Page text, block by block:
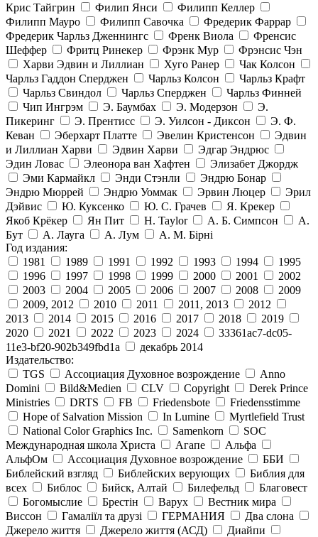
Крис Тайгрин
Филип Янси
Филипп Келлер
Филипп Мауро
Филипп Савочка
Фредерик Фаррар
Фредерик Чарльз Дженнингс
Френк Виола
Френсис
Шеффер
Фритц Ринекер Фрэнк Мур
Фрэнсис Чэн
Харви Эдвин и Лиллиан
Хуго Ранер
Чак Колсон
Чарльз Гаддон Сперджен
Чарльз Колсон
Чарльз Крафт
Чарльз Свиндол
Чарльз Сперджен
Чарльз Финней
Чип Ингрэм
Э. Баумбах Э. Модерзон
Э.
Пикеринг
Э. Прентисс Э. Уилсон - Диксон
Э. Ф.
Кеван
Эберхарт Платте Эвелин Кристенсон
Эдвин
и Лиллиан Харви
Эдвин Харви
Эдгар Эндрюс
Эдин Ловас
Элеонора ван Хафтен
Элизабет Джордж
Эми Кармайкл
Энди Стэнли
Эндрю Бонар
Эндрю Мюррей
Эндрю Уоммак Эрвин Люцер
Эрил
Дэйвис
Ю. Куксенко Ю. С. Грачев
Я. Крекер
Якоб Крёкер
Ян Пит H. Taylor А. Б. Симпсон
А.
Бут
А. Лауга А. Лум
А. М. Бірні
Год издания:
1981
1989 1991 1992 1993 1994
1995
1996
1997 1998 1999 2000 2001
2002
2003
2004 2005 2006 2007 2008
2009
2009, 2012
2010 2011 2011, 2013
2012
2013
2014 2015 2016 2017 2018
2019
2020
2021 2022 2023 2024
33361ac7-dc05-
11e3-bf20-902b349fbd1a
декабрь 2014
Издательство:
TGS
Ассоциация Духовное возрождение
Anno
Domini
Bild&Medien CLV Copyright
Derek Prince
Ministries
DRTS FB Friedensbote
Friedensstimme
Hope of Salvation Mission
In Lumine
Myrtlefield Trust
National Color Graphics Inc.
Samenkorn
SOC
Международная школа Христа
Агапе
Альфа
АльфОм
Ассоциация Духовное возрождение
ББИ
Библейский взгляд
Библейских верующих
Библия для
всех
Библос Бийск, Алтай Билефельд
Благовест
Богомыслие
Брестін Варух
Вестник мира
Виссон
Гамаліїл та друзі ГЕРМАНИЯ
Два слона
Джерело життя
Джерело життя (АСД)
Диайпи